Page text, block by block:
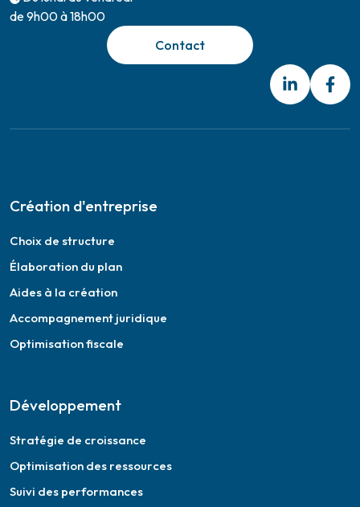
de 9h00 à 18h00
Contact
Création d'entreprise
Choix de structure
Élaboration du plan
Aides à la création
Accompagnement juridique
Optimisation fiscale
Développement
Stratégie de croissance
Optimisation des ressources
Suivi des performances